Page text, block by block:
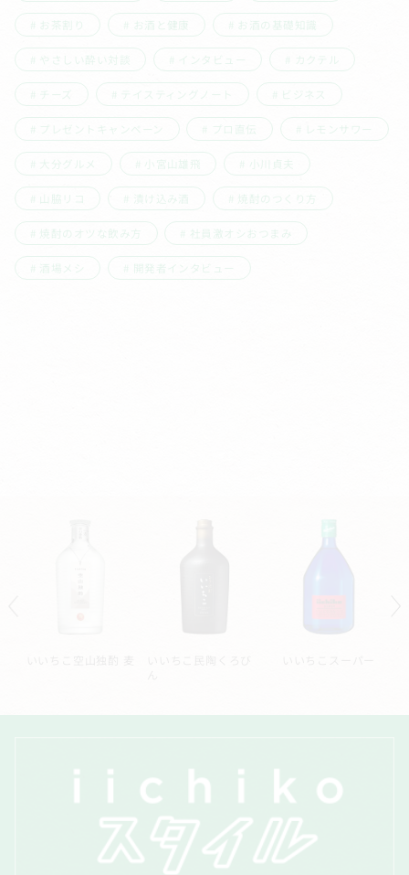
お茶割り お酒と健康 お酒の基礎知識
やさしい酔い対談 インタビュー カクテル
チーズ テイスティングノート ビジネス
プレゼントキャンペーン プロ直伝 レモンサワー
大分グルメ 小宮山雄飛 小川貞夫
山脇リコ 漬け込み酒 焼酎のつくり方
焼酎のオツな飲み方 社員激オシおつまみ
酒場メシ 開発者インタビュー